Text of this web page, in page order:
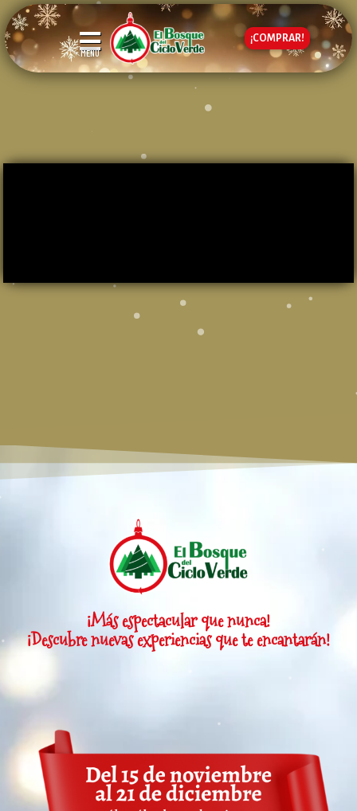
MENÚ
¡COMPRAR!
¡Más espectacular que nunca!
¡Descubre nuevas experiencias que te encantarán!